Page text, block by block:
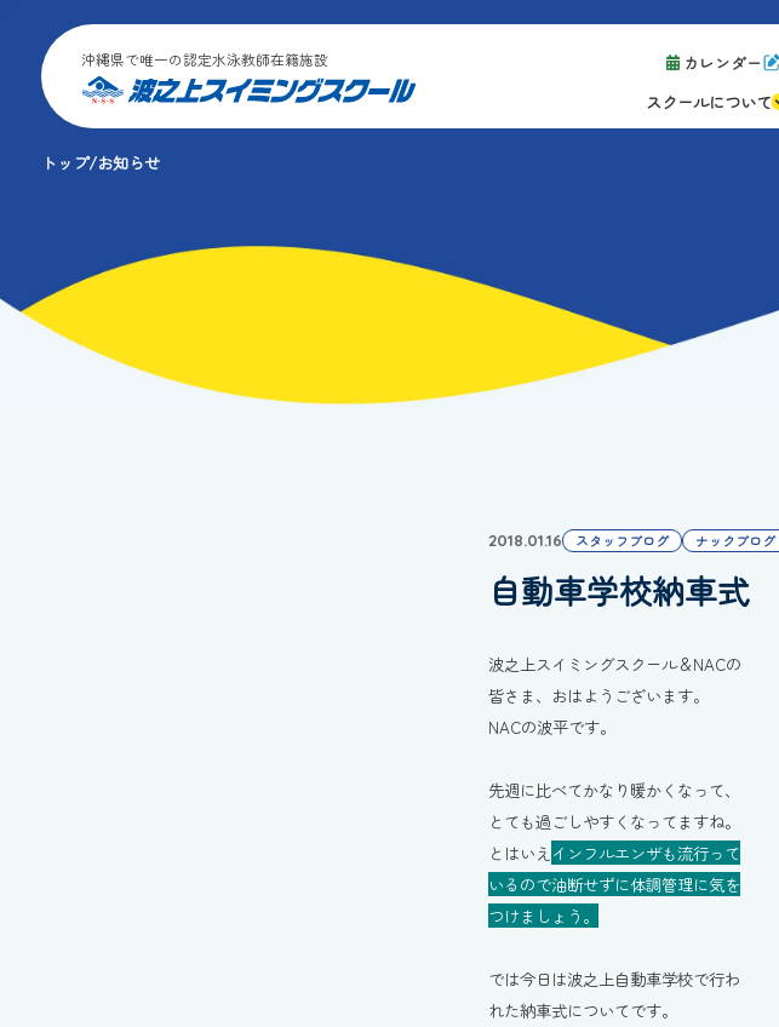
沖縄県で唯一の認定水泳教師在籍施設 カレンダー
スクールについて
トップ お知らせ
2018.01.16 スタッフブログ ナックブログ
自動車学校納車式
波之上スイミングスクール＆NACの
皆さま、おはようございます。
NACの波平です。
先週に比べてかなり暖かくなって、
とても過ごしやすくなってますね。
とはいえ インフルエンザも流行って
いるので油断せずに体調管理に気を
つけましょう。
では今日は波之上自動車学校で行わ
れた納車式についてです。